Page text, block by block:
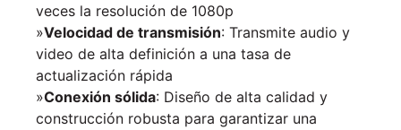
veces la resolución de 1080p
»Velocidad de transmisión: Transmite audio y
video de alta definición a una tasa de
actualización rápida
»Conexión sólida: Diseño de alta calidad y
construcción robusta para garantizar una